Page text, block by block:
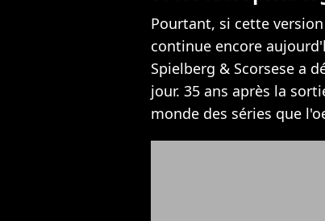
Pourtant, si cette
continue encore
Spielberg & Scorsese a
jour. 35 ans après la
monde des séries que